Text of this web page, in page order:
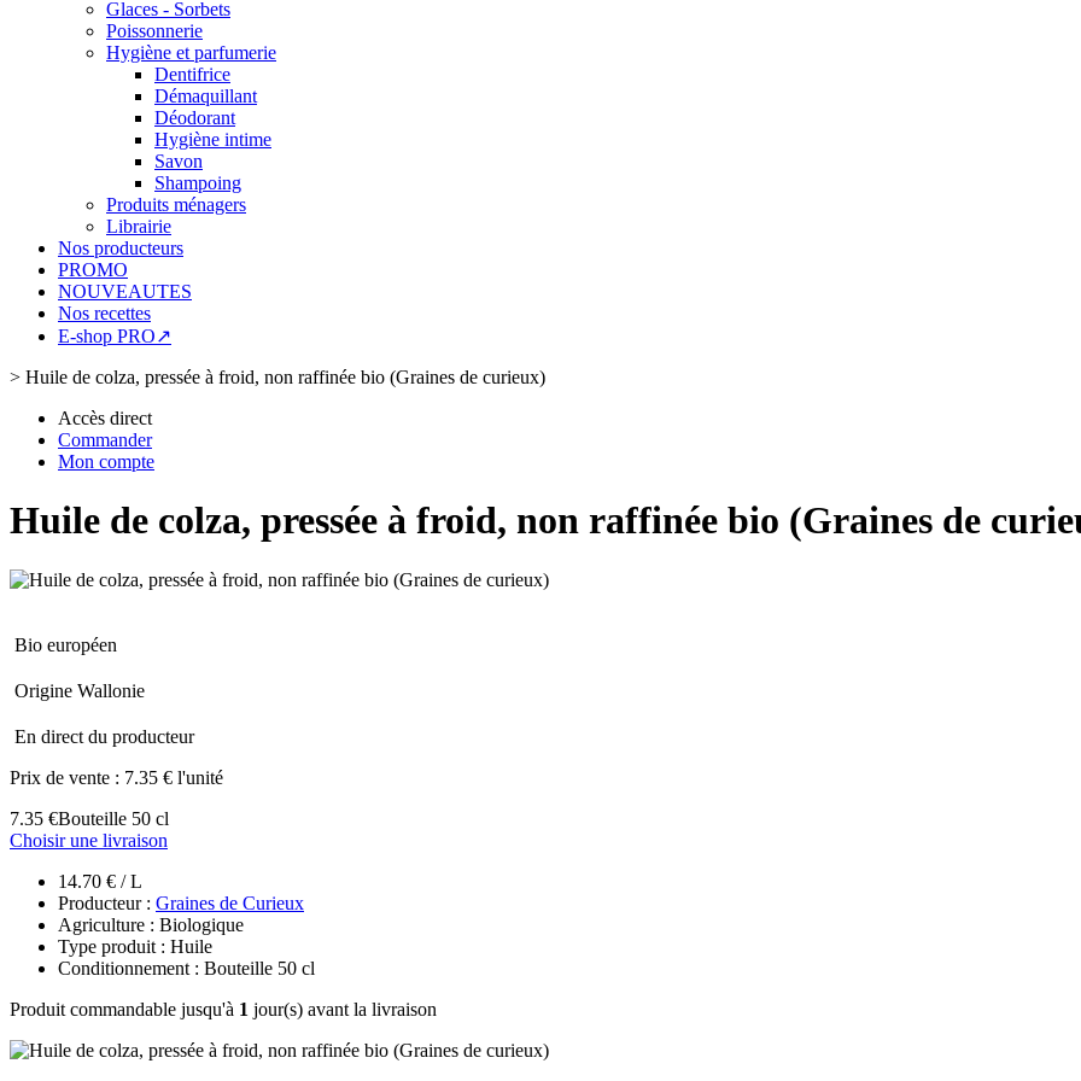
Glaces - Sorbets
Poissonnerie
Hygiène et parfumerie
Dentifrice
Démaquillant
Déodorant
Hygiène intime
Savon
Shampoing
Produits ménagers
Librairie
Nos producteurs
PROMO
NOUVEAUTES
Nos recettes
E-shop PRO↗
> Huile de colza, pressée à froid, non raffinée bio (Graines de curieux)
Accès direct
Commander
Mon compte
Huile de colza, pressée à froid, non raffinée bio (Graines de
Bio européen
Origine Wallonie
En direct du producteur
Prix de vente : 7.35 € l'unité
7.35 €Bouteille 50 cl
Choisir une livraison
14.70 € / L
Producteur : Graines de Curieux
Agriculture : Biologique
Type produit : Huile
Conditionnement : Bouteille 50 cl
Produit commandable jusqu'à 1 jour(s) avant la livraison